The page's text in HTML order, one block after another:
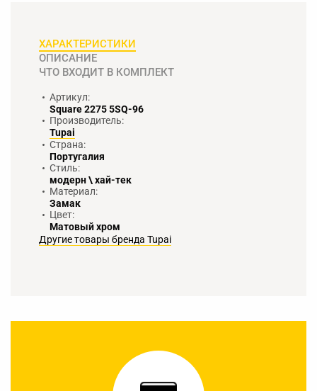
ХАРАКТЕРИСТИКИ
ОПИСАНИЕ
ЧТО ВХОДИТ В КОМПЛЕКТ
Артикул:
Square 2275 5SQ-96
Производитель:
Tupai
Страна:
Португалия
Стиль:
модерн \ хай-тек
Материал:
Замак
Цвет:
Матовый хром
Другие товары бренда Tupai